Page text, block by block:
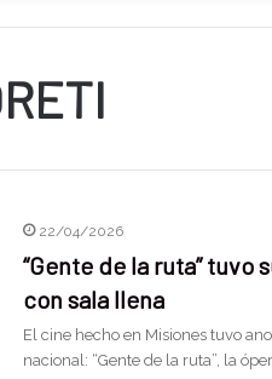
22/04/2026
“Gente de la ruta” tuvo
con sala llena
El cine hecho en Misiones tuvo
nacional: “Gente de la ruta”, la